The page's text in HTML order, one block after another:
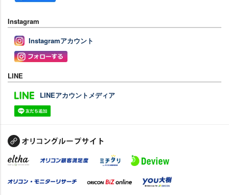
Instagram
Instagramアカウント
LINE
LINEアカウントメディア